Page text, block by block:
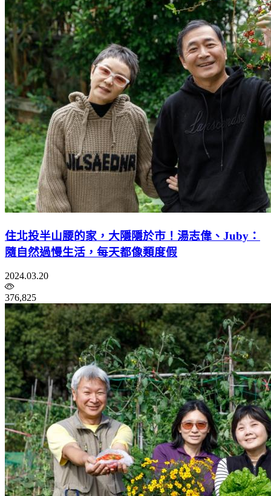
住北投半山腰的家，大隱隱於市！湯志偉、Juby：
隨自然過慢生活，每天都像類度假
2024.03.20
376,825